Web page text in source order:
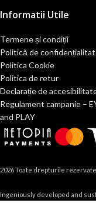
Informatii Utile
Termene și condiții
Politică de
Politica Cookie
Politica de retur
Declarație de
Regulament campanie –
and PLAY
2026 Toate drepturile rezervate.
Ingeniously developed and